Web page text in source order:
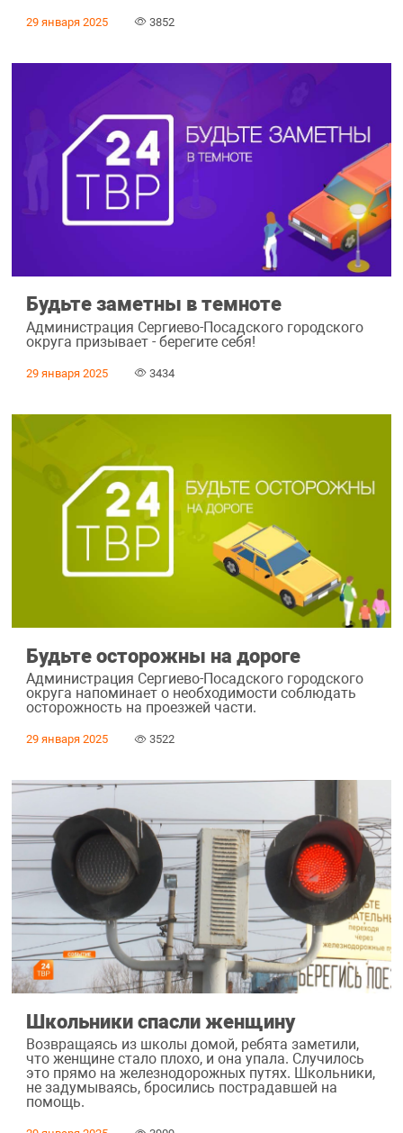
29 января 2025 3852
Будьте заметны в темноте
Администрация Сергиево-Посадского городского
округа призывает - берегите себя!
29 января 2025 3434
Будьте осторожны на дороге
Администрация Сергиево-Посадского городского
округа напоминает о необходимости соблюдать
осторожность на проезжей части.
29 января 2025 3522
Школьники спасли женщину
Возвращаясь из школы домой, ребята заметили,
что женщине стало плохо, и она упала. Случилось
это прямо на железнодорожных путях. Школьники,
не задумываясь, бросились пострадавшей на
помощь.